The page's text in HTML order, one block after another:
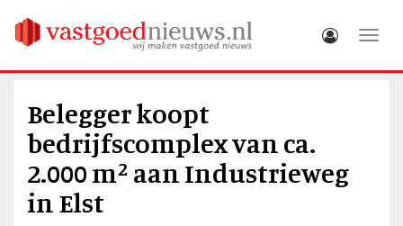
Belegger koopt
bedrijfscomplex van ca.
2.000 m² aan Industrieweg
in Elst